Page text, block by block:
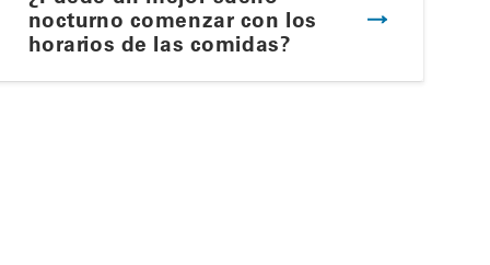
nocturno comenzar con los
horarios de las comidas?